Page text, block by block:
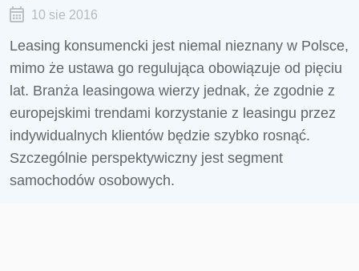
10 sie 2016
Leasing konsumencki jest niemal nieznany w Polsce,
mimo że ustawa go regulująca obowiązuje od pięciu
lat. Branża leasingowa wierzy jednak, że zgodnie z
europejskimi trendami korzystanie z leasingu przez
indywidualnych klientów będzie szybko rosnąć.
Szczególnie perspektywiczny jest segment
samochodów osobowych.